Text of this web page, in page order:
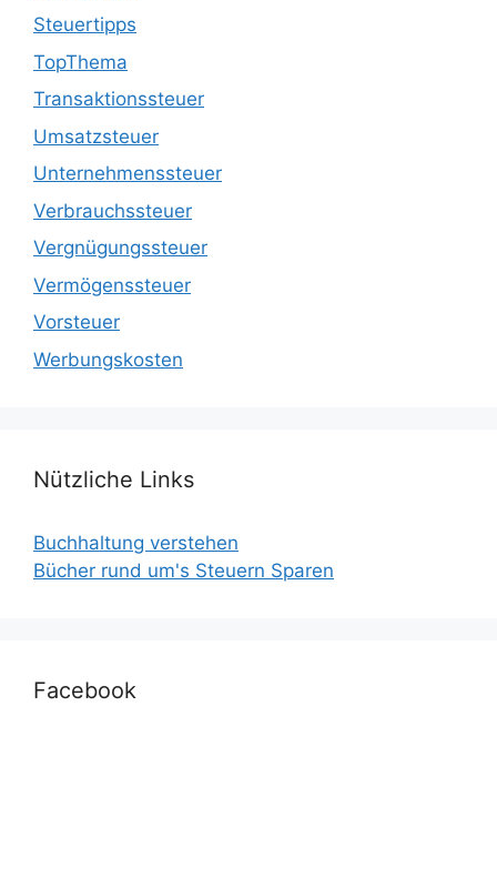
Steuertipps
TopThema
Transaktionssteuer
Umsatzsteuer
Unternehmenssteuer
Verbrauchssteuer
Vergnügungssteuer
Vermögenssteuer
Vorsteuer
Werbungskosten
Nützliche Links
Buchhaltung verstehen
Bücher rund um's Steuern Sparen
Facebook